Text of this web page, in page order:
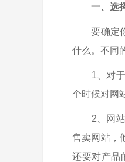
一、选
要确定你
什么。不同
1、对于
个时候对网
2、网站是
售卖网站，
还要对产品